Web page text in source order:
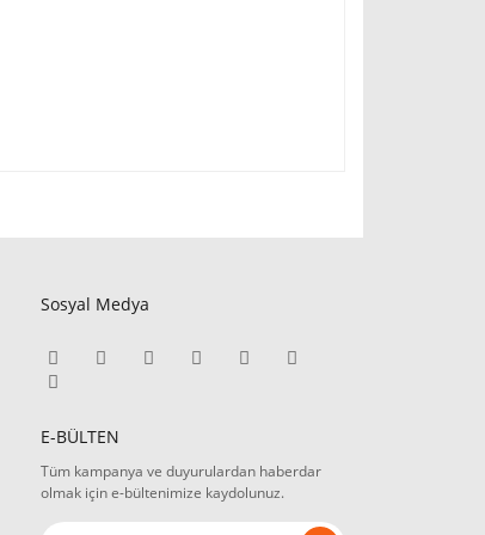
Sosyal Medya
E-BÜLTEN
Tüm kampanya ve duyurulardan haberdar
olmak için e-bültenimize kaydolunuz.